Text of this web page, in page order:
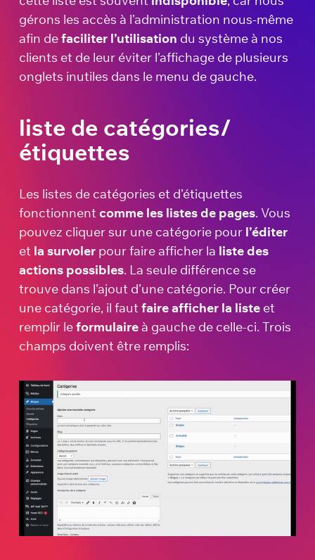
gérons les accès à l’administration nous-même
afin defaciliter l’utilisation du système à nos
clients et de leur éviter l’affichage de plusieurs
onglets inutiles dans le menu de gauche.
liste de catégories/
étiquettes
Les listes de catégories et d’étiquettes
fonctionnent comme les listes de pages. Vous
pouvez cliquer sur une catégorie pour l’éditer
et la survoler pour faire afficher la liste des
actions possibles. La seule différence se
trouve dans l’ajout d’une catégorie. Pour créer
une catégorie, il faut faire afficher la liste et
remplir leformulaireà gauche de celle-ci. Trois
champs doivent être remplis: